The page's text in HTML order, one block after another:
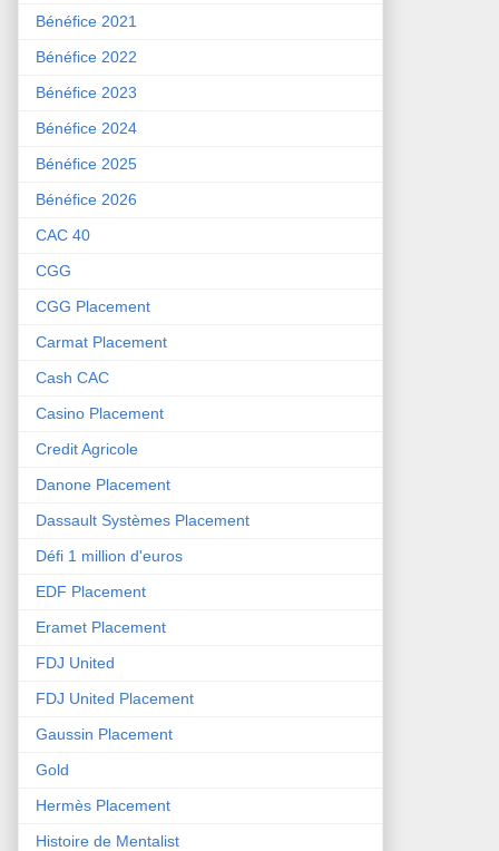
Bénéfice 2021
Bénéfice 2022
Bénéfice 2023
Bénéfice 2024
Bénéfice 2025
Bénéfice 2026
CAC 40
CGG
CGG Placement
Carmat Placement
Cash CAC
Casino Placement
Credit Agricole
Danone Placement
Dassault Systèmes Placement
Défi 1 million d'euros
EDF Placement
Eramet Placement
FDJ United
FDJ United Placement
Gaussin Placement
Gold
Hermès Placement
Histoire de Mentalist